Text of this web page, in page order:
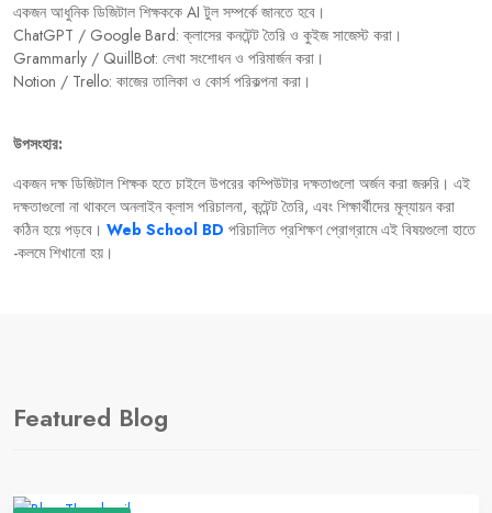
একজন আধুনিক ডিজিটাল শিক্ষককে AIটুল সম্পর্কে জানতে হবে।
ChatGPT / Google Bard:ক্লাসের কনটেন্ট তৈরি ও কুইজ সাজেস্ট করা।
Grammarly / QuillBot: লেখা সংশোধন ও পরিমার্জন করা।
Notion / Trello: কাজের তালিকা ও কোর্স পরিকল্পনা করা।
উপসংহার:
একজন দক্ষ ডিজিটাল শিক্ষক হতে চাইলে উপরের কম্পিউটার দক্ষতাগুলো অর্জন করা জরুরি। এই
দক্ষতাগুলো না থাকলে অনলাইন ক্লাস পরিচালনা, কন্টেন্ট তৈরি, এবং শিক্ষার্থীদের মূল্যায়ন করা
কঠিন হয়ে পড়বে। Web School BD পরিচালিত প্রশিক্ষণ প্রোগ্রামে এই বিষয়গুলো হাতে
-কলমে শিখানো হয়।
Featured Blog